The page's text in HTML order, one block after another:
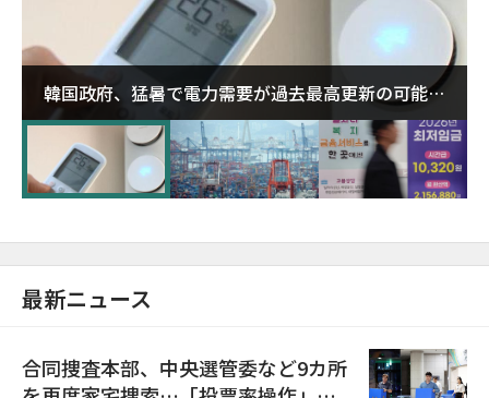
韓国政府、猛暑で電力需要が過去最高更新の可能性
に需給対応体制を点検
最新ニュース
合同捜査本部、中央選管委など9カ所